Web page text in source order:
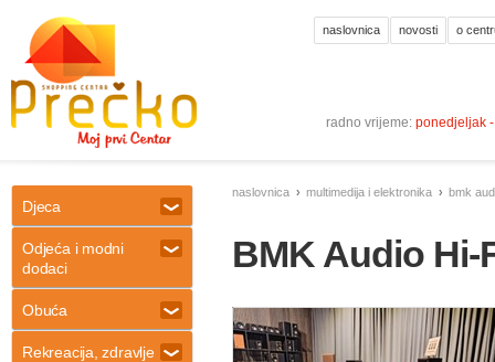
naslovnica novosti o
radno vrijeme: ponedjeljak
naslovnica multimedija i elektronika bmk
BMK Audio
Djeca
Odjeća i modni
dodaci
Obuća
Rekreacija, zdravlje